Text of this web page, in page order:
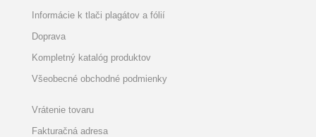
Informácie k tlači plagátov a fólií
Doprava
Kompletný katalóg produktov
Všeobecné obchodné podmienky
Vrátenie tovaru
Fakturačná adresa